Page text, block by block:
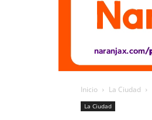
Inicio La Ciudad
La Ciudad